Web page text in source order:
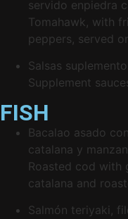
servido enpiedra
Tomahawk, with
peppers, served
Salsas suplemento
Supplement
FISH
Bacalao asado
catalana y
Roasted cod with
catalana and
Salmón teriyaki,